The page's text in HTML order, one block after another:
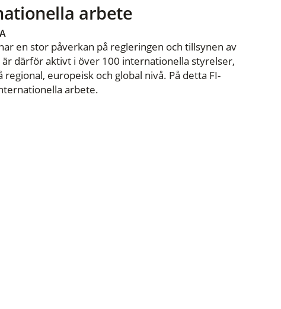
arbete
en stor påverkan på regleringen och tillsynen av
därför aktivt i över 100 internationella styrelser,
europeisk och global nivå. På detta FI-
arbete.